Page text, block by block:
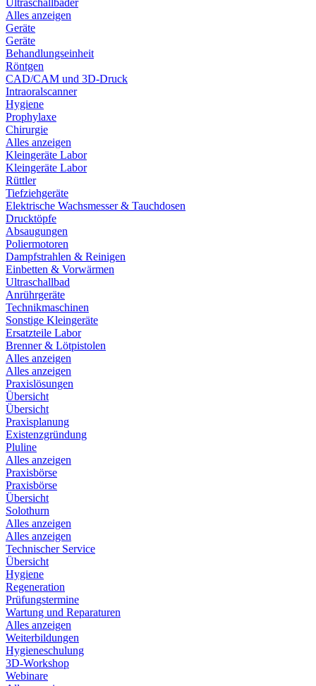
Ultraschallbäder
Alles anzeigen
Geräte
Geräte
Behandlungseinheit
Röntgen
CAD/CAM und 3D-Druck
Intraoralscanner
Hygiene
Prophylaxe
Chirurgie
Alles anzeigen
Kleingeräte Labor
Kleingeräte Labor
Rüttler
Tiefziehgeräte
Elektrische Wachsmesser & Tauchdosen
Drucktöpfe
Absaugungen
Poliermotoren
Dampfstrahlen & Reinigen
Einbetten & Vorwärmen
Ultraschallbad
Anrührgeräte
Technikmaschinen
Sonstige Kleingeräte
Ersatzteile Labor
Brenner & Lötpistolen
Alles anzeigen
Alles anzeigen
Praxislösungen
Übersicht
Übersicht
Praxisplanung
Existenzgründung
Pluline
Alles anzeigen
Praxisbörse
Praxisbörse
Übersicht
Solothurn
Alles anzeigen
Alles anzeigen
Technischer Service
Übersicht
Hygiene
Regeneration
Prüfungstermine
Wartung und Reparaturen
Alles anzeigen
Weiterbildungen
Hygieneschulung
3D-Workshop
Webinare